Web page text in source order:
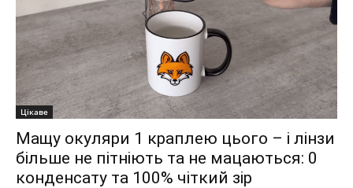
Цікаве
Мащу окуляри 1 краплею цього – і лінзи
більше не пітніють та не мацаються: 0
конденсату та 100% чіткий зір